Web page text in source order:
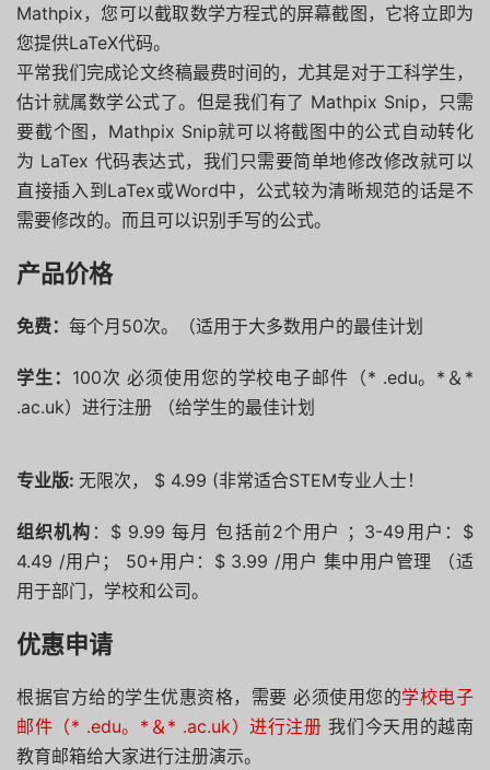
Mathpix，您可以截取数学方程式的屏幕截图，它将立即为
您提供LaTeX代码。
平常我们完成论文终稿最费时间的，尤其是对于工科学生，
估计就属数学公式了。但是我们有了 Mathpix Snip，只需
要截个图，Mathpix Snip就可以将截图中的公式自动转化
为 LaTex 代码表达式，我们只需要简单地修改修改就可以
直接插入到LaTex或Word中，公式较为清晰规范的话是不
需要修改的。而且可以识别手写的公式。
产品价格
免费： 每个月50次。（适用于大多数用户的最佳计划
学生： 100次 必须使用您的学校电子邮件（* .edu。*＆*
.ac.uk）进行注册 （给学生的最佳计划
专业版: 无限次， $ 4.99 (非常适合STEM专业人士！
组织机构 ：$ 9.99 每月 包括前2个用户 ；3-49用户：$
4.49 /用户； 50+用户：$ 3.99 /用户 集中用户管理 （适
用于部门，学校和公司。
优惠申请
根据官方给的学生优惠资格，需要 必须使用您的学校电子
邮件（* .edu。*＆* .ac.uk）进行注册 我们今天用的越南
教育邮箱给大家进行注册演示。